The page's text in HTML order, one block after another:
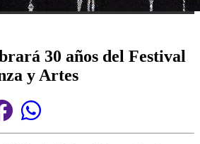
30 años del Festival
y Artes